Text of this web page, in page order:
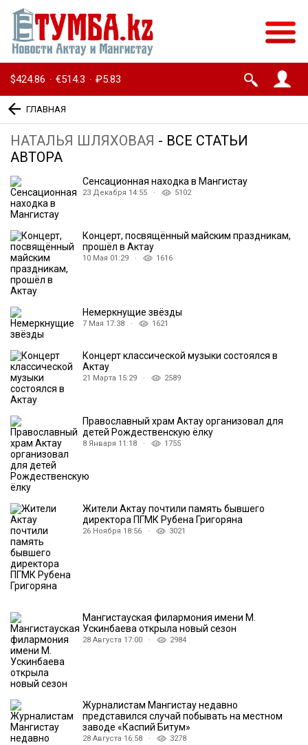
$424.86 · €514.3 · ₽5.83
ГЛАВНАЯ
НАТАЛЬЯ ШЛЯХОВАЯ - ВСЕ СТАТЬИ
АВТОРА
Сенсационная находка в Мангистау
23 Декабря 14:55 · 5102
Концерт, посвящённый майским праздникам,
прошёл в Актау
10 Мая 01:29 · 1616
Немеркнущие звёзды
7 Мая 17:38 · 1621
Концерт классической музыки состоялся в
Актау
21 Марта 15:29 · 2589
Православный храм Актау организовал для
детей Рождественскую ёлку
8 Января 11:18 · 1755
Жители Актау почтили память бывшего
директора ПГМК Рубена Григоряна
26 Ноября 18:56 · 3021
Мангистауская филармония имени М.
Ускинбаева открыла новый сезон
28 Августа 17:00 · 2984
Журналистам Мангистау недавно
представился случай побывать на местном
заводе «Каспий Битум»
28 Августа 16:58 · 3278